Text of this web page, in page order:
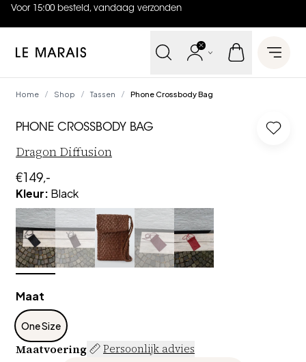
Voor 15:00 besteld, vandaag verzonden
4.9 uit5 (737 reviews)
Le Marais Open
Home / Shop / Tassen / Phone Crossbody Bag
PHONE CROSSBODY BAG Log
Dragon Diffusion
€149,-
Kleur: Black
Maat
One Size
Maatvoering Persoonlijk advies